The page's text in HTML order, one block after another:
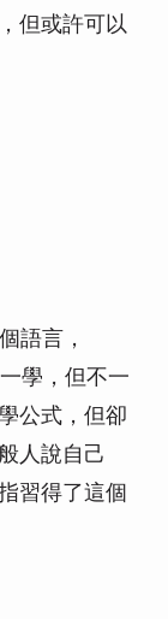
但或許可以
語言，
學，但不一
公式，但卻
人說自己
習得了這個